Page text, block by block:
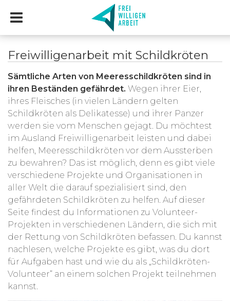
Freiwilligenarbeit mit Schildkröten
Sämtliche Arten von Meeresschildkröten sind in
ihren Beständen gefährdet. Wegen ihrer Eier,
ihres Fleisches (in vielen Ländern gelten
Schildkröten als Delikatesse) und ihrer Panzer
werden sie vom Menschen gejagt. Du möchtest
im Ausland Freiwilligenarbeit leisten und dabei
helfen, Meeresschildkröten vor dem Aussterben
zu bewahren? Das ist möglich, denn es gibt viele
verschiedene Projekte und Organisationen in
aller Welt die darauf spezialisiert sind, den
gefährdeten Schildkröten zu helfen. Auf dieser
Seite findest du Informationen zu Volunteer-
Projekten in verschiedenen Ländern, die sich mit
der Rettung von Schildkröten befassen. Du kannst
nachlesen, welche Projekte es gibt, was du dort
für Aufgaben hast und wie du als „Schildkröten-
Volunteer“ an einem solchen Projekt teilnehmen
kannst.